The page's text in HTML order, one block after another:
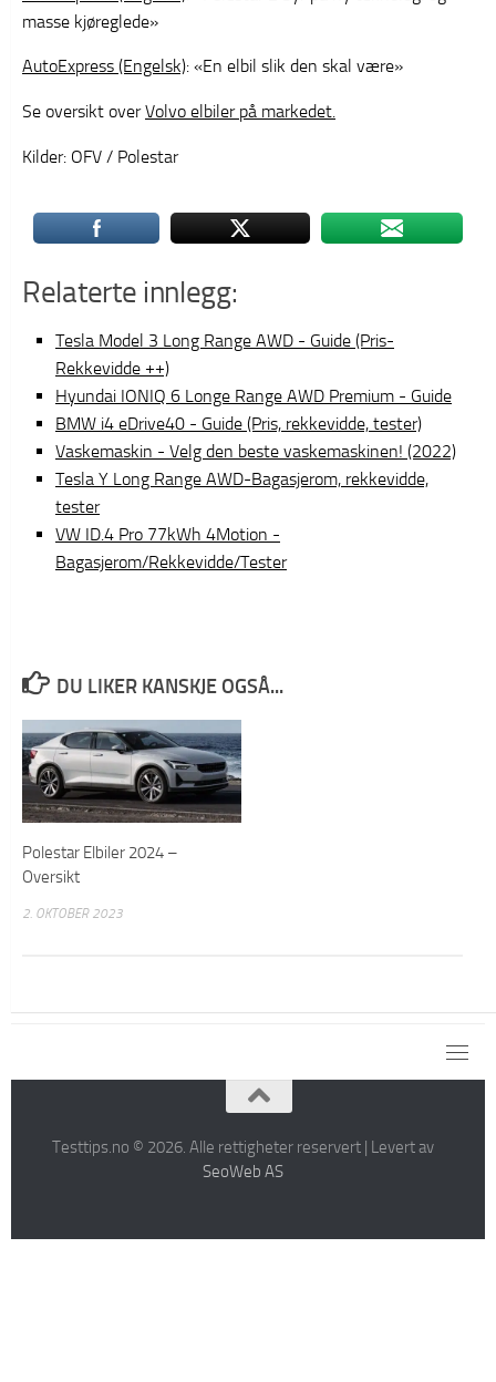
masse kjøreglede»
AutoExpress (Engelsk): «En elbil slik den skal være»
Se oversikt overVolvo elbiler på markedet.
Kilder: OFV / Polestar
Relaterte innlegg:
Tesla Model 3 Long Range AWD - Guide (Pris-
Rekkevidde ++)
Hyundai IONIQ 6 Longe Range AWD Premium - Guide
BMW i4 eDrive40 - Guide (Pris, rekkevidde, tester)
Vaskemaskin - Velg den beste vaskemaskinen! (2022)
Tesla Y Long Range AWD-Bagasjerom, rekkevidde,
tester
VW ID.4 Pro 77kWh 4Motion -
Bagasjerom/Rekkevidde/Tester
DU LIKER KANSKJE OGSÅ...
Polestar Elbiler 2024 –
Oversikt
2. OKTOBER 2023
Testtips.no © 2026. Alle rettigheter reservert | Levert av
SeoWeb AS